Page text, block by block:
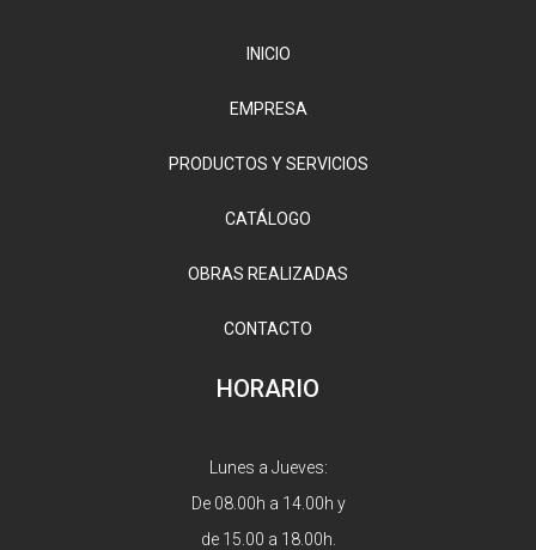
INICIO
EMPRESA
PRODUCTOS Y SERVICIOS
CATÁLOGO
OBRAS REALIZADAS
CONTACTO
HORARIO
Lunes a Jueves:
De 08.00h a 14.00h y
de 15.00 a 18.00h.